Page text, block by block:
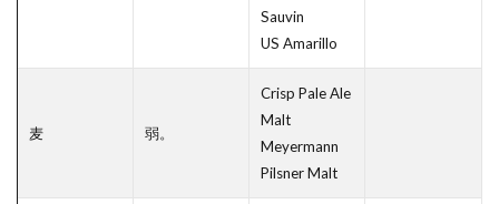
Sauvin
US Amarillo
麦 弱。
Crisp Pale Ale
Malt
Meyermann
Pilsner Malt